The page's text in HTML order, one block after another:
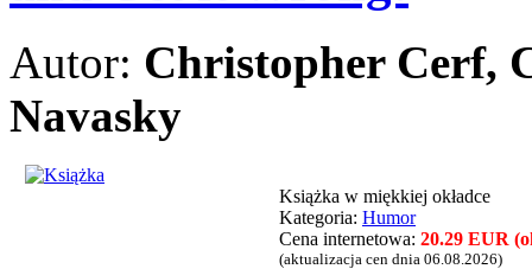
Autor: Christopher Cerf,
Navasky
Książka w miękkiej okładce
Kategoria: Humor
Cena internetowa: 20.29 EUR
(aktualizacja cen dnia 06.08.2026)